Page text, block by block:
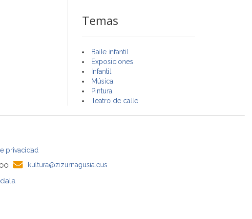
Temas
Baile infantil
Exposiciones
Infantil
Música
Pintura
Teatro de calle
privacidad
kultura@zizurnagusia.eus